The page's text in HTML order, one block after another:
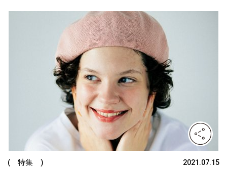
( 特集 ) 2021.07.15